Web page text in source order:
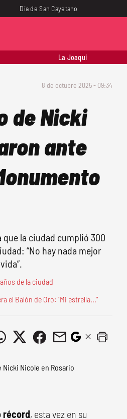
Día de San Cayetano
La Joaqui
8 de octubre 2025 - 09:34
de Nicki
ante
la ciudad cumplió 300
“No hay nada mejor
de la ciudad
el Balón de Oro: "Mi estrella..."
récord, esta vez en su